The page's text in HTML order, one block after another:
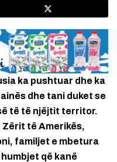
ka pushtuar dhe ka
dhe tani duket se
të të njëjtit territor.
të Amerikës,
familjet e mbetura
që kanë